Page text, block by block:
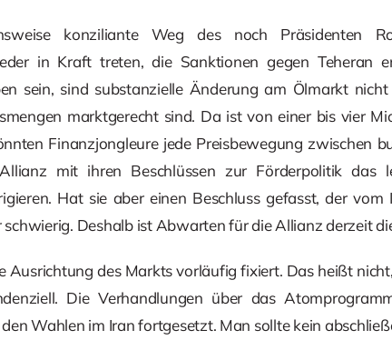
konziliante Weg des noch Präsidenten
in Kraft treten, die Sanktionen gegen Teheran
sein, sind substanzielle Änderung am Ölmarkt
marktgerecht sind. Da ist von einer bis vier
Finanzjongleure jede Preisbewegung zwischen
Allianz mit ihren Beschlüssen zur Förderpolitik
Hat sie aber einen Beschluss gefasst, der
Deshalb ist Abwarten für die Allianz derzeit
Ausrichtung des Markts vorläufig fixiert. Das heißt
Die Verhandlungen über das
Wahlen im Iran fortgesetzt. Man sollte kein